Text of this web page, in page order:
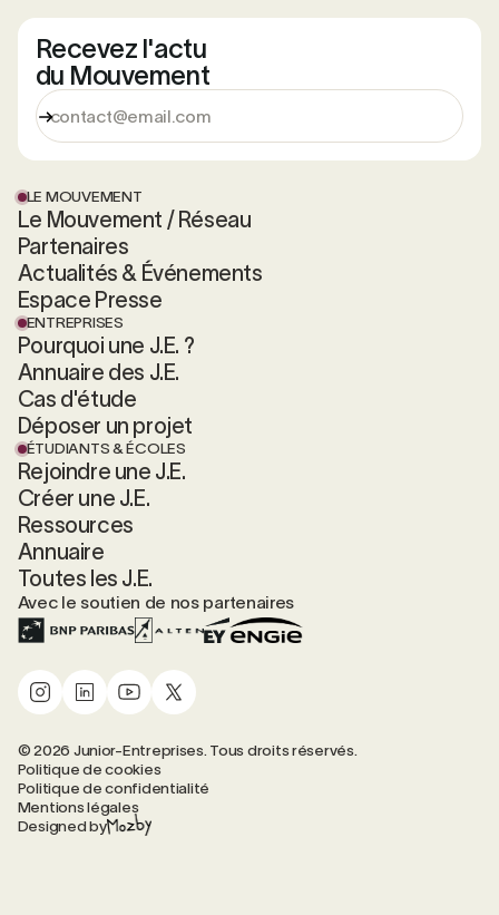
Recevez l'actu
du Mouvement
LE MOUVEMENT
Le Mouvement / Réseau
Partenaires
Actualités & Événements
Espace Presse
ENTREPRISES
Pourquoi une J.E. ?
Annuaire des J.E.
Cas d'étude
Déposer un projet
ÉTUDIANTS & ÉCOLES
Rejoindre une J.E.
Créer une J.E.
Ressources
Annuaire
Toutes les J.E.
Avec le soutien de nos partenaires
© 2026 Junior-Entreprises. Tous droits réservés.
Politique de cookies
Politique de confidentialité
Mentions légales
Designed by